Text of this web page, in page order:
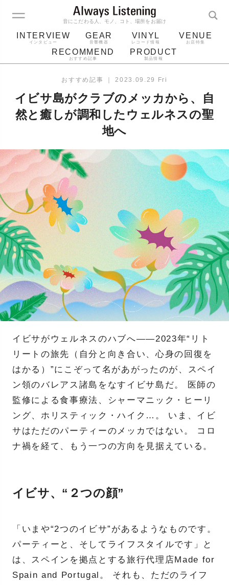
音にこだわる人、モノ、コト、場所をお届け
INTERVIEW
インタビュー
GEAR
音響機器
VINYL
レコード情報
VENUE
お店特集
RECOMMEND
おすすめ記事
PRODUCT
製品情報
ジャケット bluetooth
レコード針
おすすめ記事 ｜ 2023.09.29 Fri
イビサ島がクラブのメッカから、自
然と癒しが調和したウェルネスの聖
地へ
イビサがウェルネスのハブへ——2023年“リト
リートの旅先（自分と向き合い、心身の回復を
はかる）”にこぞって名があがったのが、スペイ
ン領のバレアス諸島をなすイビサ島だ。 医師の
監修による食事療法、シャーマニック・ヒーリ
ング、ホリスティック・ハイク…。 いま、イビ
サはただのパーティーのメッカではない。 コロ
ナ禍を経て、もう一つの方向を見据えている。
イビサ、“２つの顔”
「いまや“2つのイビサ”があるようなものです。
パーティーと、そしてライフスタイルです」と
は、スペインを拠点とする旅行代理店Made for
Spain and Portugal。 それも、ただのライフ